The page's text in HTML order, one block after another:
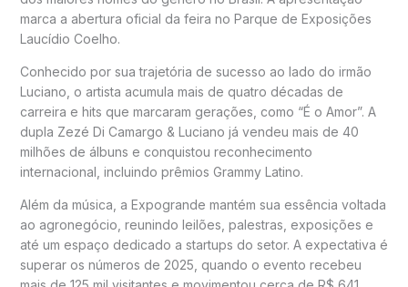
marca a abertura oficial da feira no Parque de Exposições
Laucídio Coelho.
Conhecido por sua trajetória de sucesso ao lado do irmão
Luciano, o artista acumula mais de quatro décadas de
carreira e hits que marcaram gerações, como “É o Amor”. A
dupla Zezé Di Camargo & Luciano já vendeu mais de 40
milhões de álbuns e conquistou reconhecimento
internacional, incluindo prêmios Grammy Latino.
Além da música, a Expogrande mantém sua essência voltada
ao agronegócio, reunindo leilões, palestras, exposições e
até um espaço dedicado a startups do setor. A expectativa é
superar os números de 2025, quando o evento recebeu